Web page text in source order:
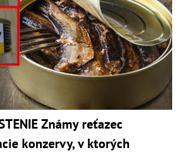
Známy reťazec
konzervy, v ktorých